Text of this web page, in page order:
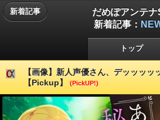
新着記事
だめぽアンテナ
新着記事：
トップ
【画像】新人声優さん、デッッッッ
【Pickup】
(PickUP!)